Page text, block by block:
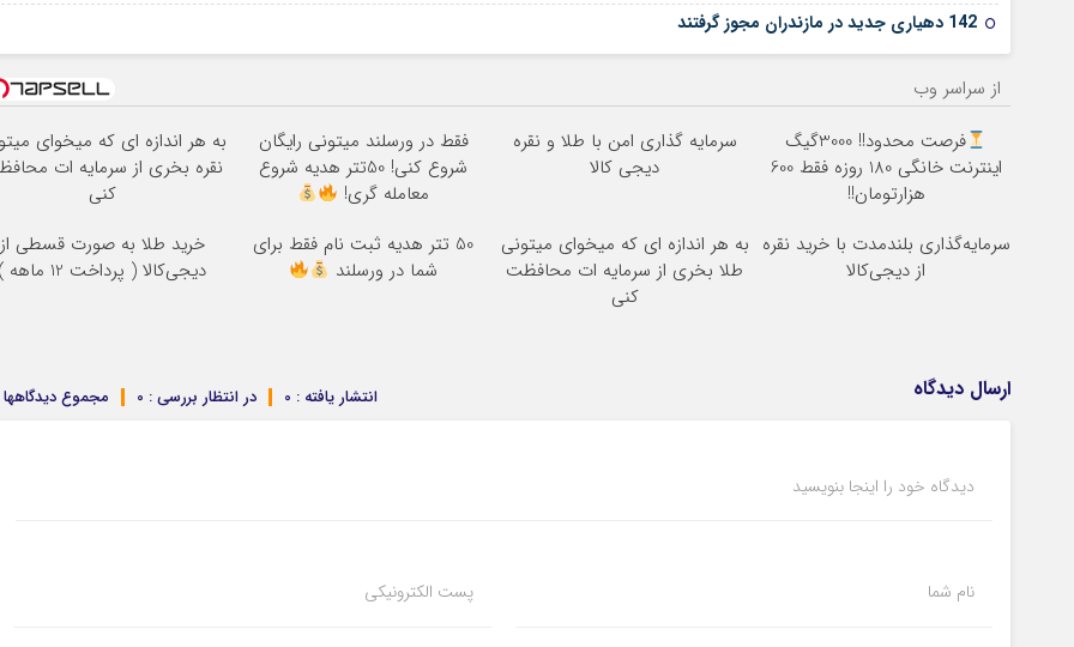
142 دهیاری جدید در مازندران مجوز گرفتند
از سراسر وب
فرصت محدود!! 3000گیگ
اینترنت خانگی 180 روزه فقط 600
هزارتومان!!
سرمایه گذاری امن با طلا و نقره
دیجی کالا
فقط در ورسلند میتونی رایگان
شروع کنی! 50تتر هدیه شروع
معامله گری!
به هر اندازه ای که میخوای
نقره بخری از سرمایه ات
کنی
سرمایه‌گذاری بلندمدت با خرید نقره
از دیجی‌کالا
به هر اندازه ای که میخوای میتونی
طلا بخری از سرمایه ات محافظت
کنی
50 تتر هدیه ثبت نام فقط برای
شما در ورسلند
خرید طلا به صورت قسطی از
دیجی‌کالا ( پرداخت 12 ماهه )
ارسال دیدگاه مجموع دیدگاهها : در انتظار بررسی : 0 انتشار یافته : 0
دیدگاه خود را اینجا بنویسید
نام شما پست الکترونیکی